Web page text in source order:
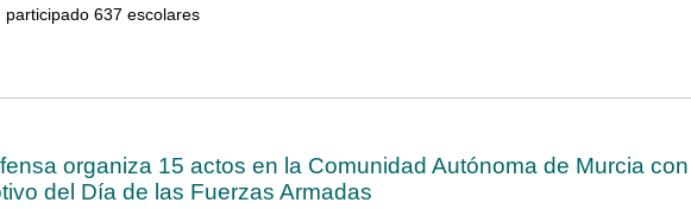
participado 637 escolares
organiza 15 actos en la Comunidad Autónoma de Murcia con
del Día de las Fuerzas Armadas